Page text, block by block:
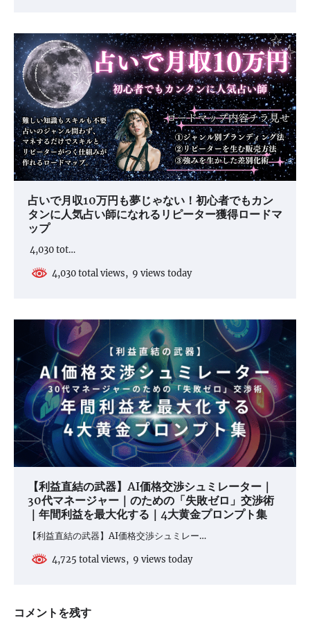
占いで月収10万円も夢じゃない！初心者でもカン
タンに人気占い師になれるリピーター獲得ロードマ
ップ
4,030 tot…
4,030 total views, 9 views today
【利益直結の武器】AI価格交渉シュミレーター｜
30代マネージャー｜のための「失敗ゼロ」交渉術
｜年間利益を最大化する｜4大黄金プロンプト集
【利益直結の武器】AI価格交渉シュミレー…
4,725 total views, 9 views today
コメントを残す